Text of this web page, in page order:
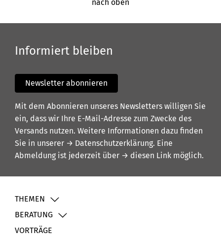
nach oben
Informiert bleiben
Newsletter abonnieren
Mit dem Abonnieren unseres Newsletters willigen Sie
ein, dass wir Ihre E-Mail-Adresse zum Zwecke des
Versands nutzen. Weitere Informationen dazu finden
Sie in unserer → Datenschutzerklärung. Eine
Abmeldung ist jederzeit über → diesen Link möglich.
THEMEN
BERATUNG
VORTRÄGE